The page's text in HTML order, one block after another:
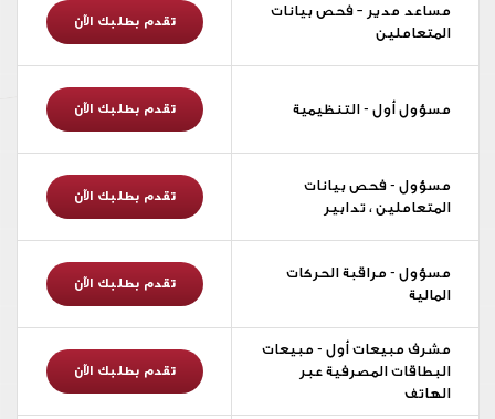
مساعد مدير – فحص بيانات
المتعاملين
تقدم بطلبك الآن
مسؤول أول - التنظيمية تقدم بطلبك الآن
مسؤول - فحص بيانات
المتعاملين ، تدابير
تقدم بطلبك الآن
مسؤول - مراقبة الحركات
المالية
تقدم بطلبك الآن
مشرف مبيعات أول - مبيعات
البطاقات المصرفية عبر
الهاتف
تقدم بطلبك الآن